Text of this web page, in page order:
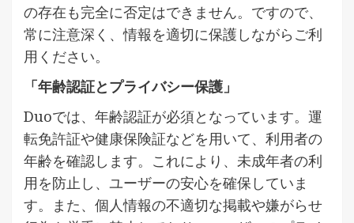
の存在も完全に否定はできません。ですので、
常に注意深く、情報を適切に保護しながらご利
用ください。
「年齢認証とプライバシー保護」
Duoでは、年齢認証が必須となっています。運
転免許証や健康保険証などを用いて、利用者の
年齢を確認します。これにより、未成年者の利
用を防止し、ユーザーの安心を確保していま
す。また、個人情報の不適切な掲載や嫌がらせ